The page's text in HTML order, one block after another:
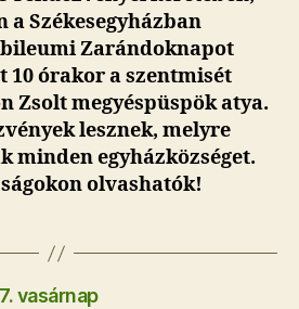
a Székesegyházban
Zarándoknapot
10 órakor a szentmisét
Zsolt megyéspüspök atya.
lesznek, melyre
minden egyházközséget.
olvashatók!
vasárnap